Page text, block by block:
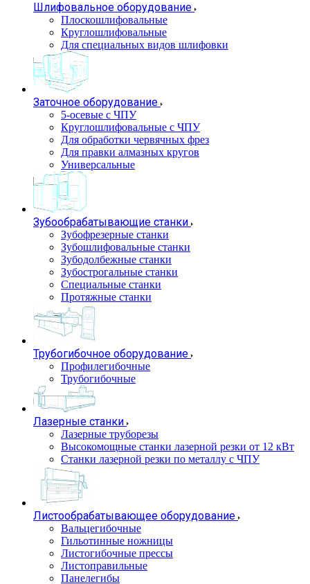
Шлифовальное оборудование
Плоскошлифовальные
Круглошлифовальные
Для специальных видов шлифовки
Заточное оборудование
5-осевые с ЧПУ
Круглошлифовальные с ЧПУ
Для обработки червячных фрез
Для правки алмазных кругов
Универсальные
Зубообрабатывающие станки
Зубофрезерные станки
Зубошлифовальные станки
Зубодолбежные станки
Зубострогальные станки
Специальные станки
Протяжные станки
Трубогибочное оборудование
Профилегибочные
Трубогибочные
Лазерные станки
Лазерные труборезы
Высокомощные станки лазерной резки от 12 кВт
Станки лазерной резки по металлу с ЧПУ
Листообрабатывающее оборудование
Вальцегибочные
Гильотинные ножницы
Листогибочные прессы
Листоправильные
Панелегибы